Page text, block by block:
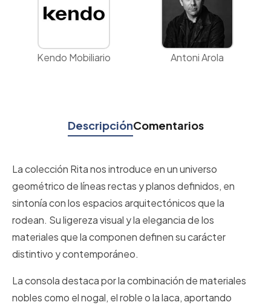
Kendo Mobiliario Antoni Arola
DescripciónComentarios
La colección Rita nos introduce en un universo
geométrico de líneas rectas y planos definidos, en
sintonía con los espacios arquitectónicos que la
rodean. Su ligereza visual y la elegancia de los
materiales que la componen definen su carácter
distintivo y contemporáneo.
La consola destaca por la combinación de materiales
nobles como el nogal, el roble o la laca, aportando